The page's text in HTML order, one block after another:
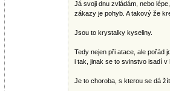
Já svoji dnu zvládám, nebo
zákazy je pohyb. A takový že
Jsou to krystalky kyseliny.
Tedy nejen při atace, ale pořád
i tak, jinak se to svinstvo isadí v
Je to choroba, s kterou se dá žít.